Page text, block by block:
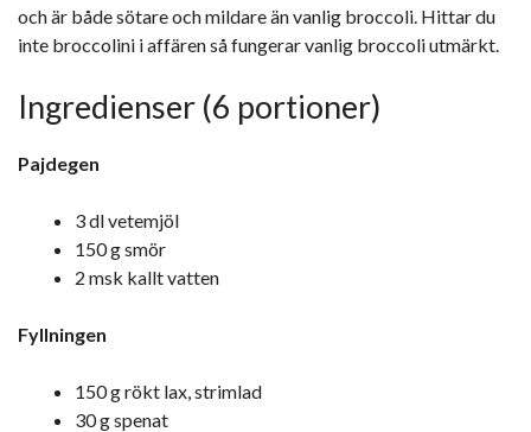
och är både sötare och mildare än vanlig broccoli. Hittar du
inte broccolini i affären så fungerar vanlig broccoli utmärkt.
Ingredienser (6 portioner)
Pajdegen
3 dl vetemjöl
150 g smör
2 msk kallt vatten
Fyllningen
150 g rökt lax, strimlad
30 g spenat